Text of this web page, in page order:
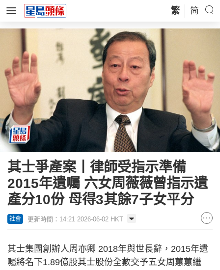
繁 简
其士爭產案丨律師受指示準備
2015年遺囑 六女周薇薇曾指示遺
產分10份 母得3其餘7子女平分
社會 更新時間：14:21 2026-06-02 HKT
其士集團創辦人周亦卿 2018年與世長辭，2015年遺
囑將名下1.89億股其士股份全數交予五女周蕙蕙繼